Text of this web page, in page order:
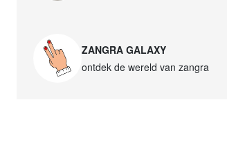
ZANGRA GALAXY
ontdek de wereld van zangra